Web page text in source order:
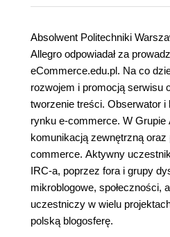
Absolwent Politechniki
Allegro odpowiadał za
eCommerce.edu.pl. Na co
rozwojem i promocją serwisu
tworzenie treści. Obserwator i
rynku e-commerce. W Grupie
komunikacją zewnętrzną oraz
commerce. Aktywny
IRC-a, poprzez fora i grupy
mikroblogowe, społeczności,
uczestniczy w wielu
polską blogosferę.